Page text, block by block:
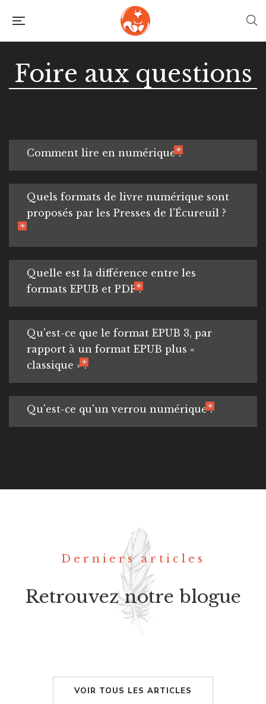
Foire aux questions
Comment lire en numérique ?
Quels formats de livre numérique sont
proposés par les Presses de l'Écureuil ?
Quelle est la différence entre les
formats EPUB et PDF ?
Qu'est-ce que le format EPUB 3, par
rapport à un format EPUB plus «
classique » ?
Qu'est-ce qu'un verrou numérique ?
Derniers articles
Retrouvez notre blogue
VOIR TOUS LES ARTICLES